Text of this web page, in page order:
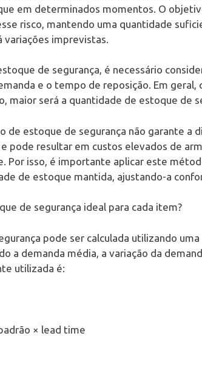
em determinados momentos. O
risco, mantendo uma quantidade
variações imprevistas.
de segurança, é necessário
e o tempo de reposição. Em geral,
maior será a quantidade de estoque de
de estoque de segurança não garante a
pode resultar em custos elevados de
Por isso, é importante aplicar este
de estoque mantida, ajustando-a
de segurança ideal para cada item?
pode ser calculada utilizando
a demanda média, a variação da
utilizada é:
× lead time